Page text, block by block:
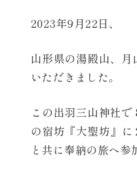
2023年9月22日、
山形県の湯殿山、
いただきました。
この出羽三山神社
の宿坊『大聖坊』
と共に奉納の旅へ参